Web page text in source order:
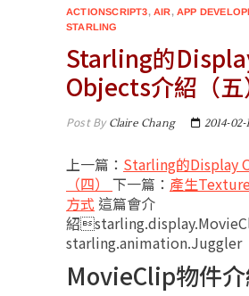
ACTIONSCRIPT3,AIR,APP
STARLING
Starling的
Objects介紹（五
Post ByClaire Chang 2014-02-
上一篇： Starling的Display
（四） 下一篇： 產生
方式 這篇會介
紹
starling.animation.Juggler
MovieClip物件